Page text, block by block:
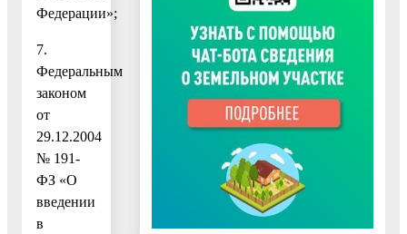
Федерации»;
7.
Федеральным
законом
от
29.12.2004
№ 191-
ФЗ «О
введении
в